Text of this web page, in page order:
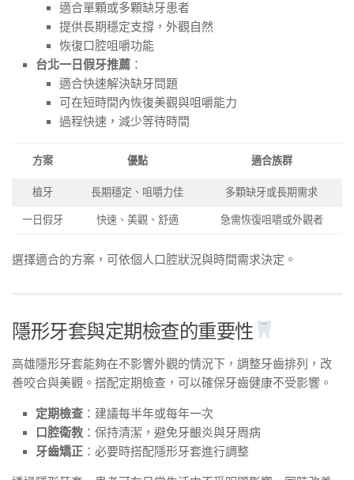
適合單顆或多顆缺牙患者
提供長期穩定支撐，外觀自然
恢復口腔咀嚼功能
台北一日假牙推薦 ：
適合快速解決缺牙問題
可在短時間內恢復美觀與咀嚼能力
過程快速，減少等待時間
方案 優點 適合族群
植牙 長期穩定、咀嚼力佳 多顆缺牙或長期需求
一日假牙 快速、美觀、舒適 急需恢復咀嚼或外觀者
選擇適合的方案，可依個人口腔狀況與時間需求決定。
隱形牙套與定期檢查的重要性
高雄隱形牙套能夠在不影響外觀的情況下，調整牙齒排列，改
善咬合與美觀。搭配定期檢查，可以確保牙齒健康不受影響。
定期檢查 ：建議每半年或每年一次
口腔衛教 ：保持清潔，避免牙齦炎與牙周病
牙齒矯正 ：必要時搭配隱形牙套進行調整